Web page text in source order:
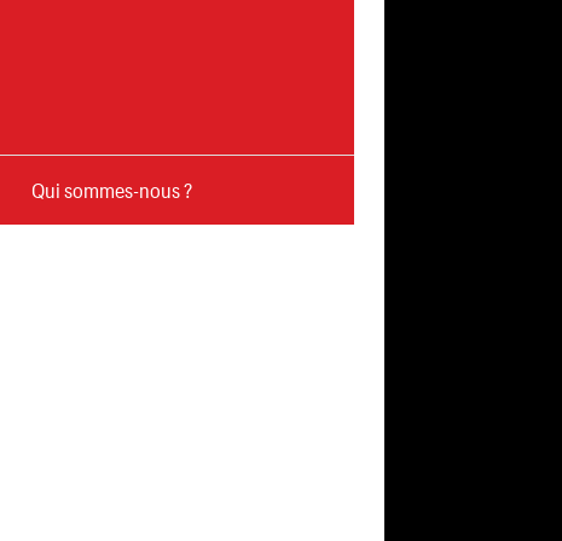
Qui sommes-nous ?